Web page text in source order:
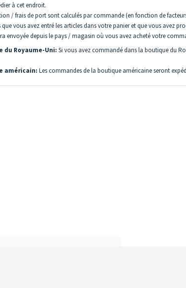
à cet endroit.
/ frais de port sont calculés par commande (en fonction de
que vous avez entré les articles dans votre panier et que vous avez
envoyée depuis le pays / magasin où vous avez acheté votre
du Royaume-Uni: Si vous avez commandé dans la boutique du
américain: Les commandes de la boutique américaine seront